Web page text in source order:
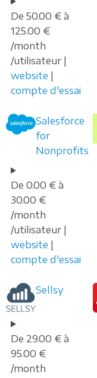
De 50.00 € à
125.00 €
/month
/utilisateur |
website |
compte d'essai
Salesforce
for
Nonprofits
De 0.00 € à
30.00 €
/month
/utilisateur |
website |
compte d'essai
Sellsy
De 29.00 € à
95.00 €
/month